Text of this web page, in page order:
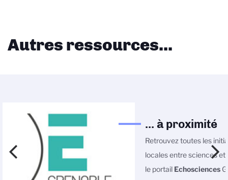
Autres ressources...
... à proximité
Retrouvez toutes les
locales entre sciences et
le portail Echosciences